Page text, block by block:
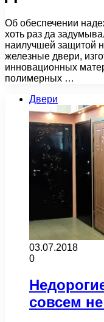
Об обеспечении
хоть раз да
наилучшей защитой
железные двери,
инновационных
полимерных …
Двери
03.07.2018
0
совсем